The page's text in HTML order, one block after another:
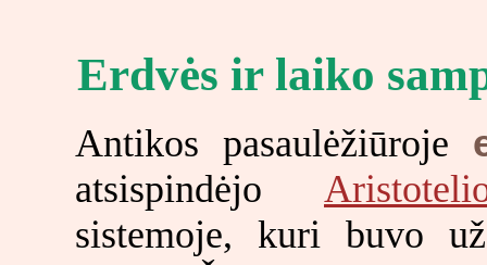
Erdvės ir laiko
Antikos pasaulėžiūroje
atsispindėjo
sistemoje, kuri buvo